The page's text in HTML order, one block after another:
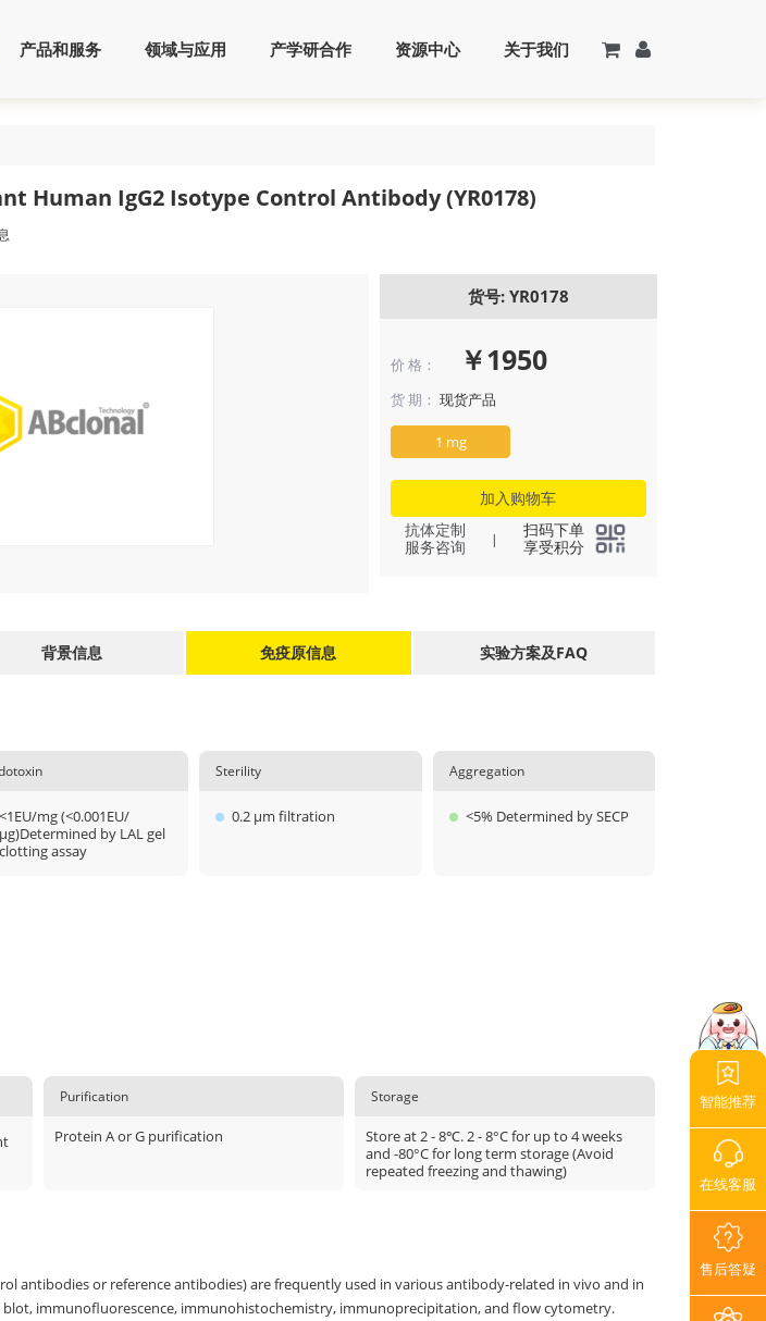
Human IgG2 Isotype Control Antibody (YR0178)
货号: YR0178
价 格： ￥1950
货 期： 现货产品
1 mg
加入购物车
抗体定制
服务咨询
|
扫码下单
享受积分
背景信息 免疫原信息 实验方案及FAQ
<1EU/mg (<0.001EU/
μg)Determined by LAL gel
clotting assay
Sterility
0.2 μm filtration
Aggregation
<5% Determined by SECP
Purification
Protein A or G purification
Storage
Store at 2 - 8℃. 2 - 8°C for up to 4 weeks
and -80°C for long term storage (Avoid
repeated freezing and thawing)
antibodies or reference antibodies) are frequently used in various antibody-related in vivo and in
blot, immunofluorescence, immunohistochemistry, immunoprecipitation, and flow cytometry.
智能推荐
在线客服
售后答疑
产品和服务 领域与应用 产学研合作 资源中心 关于我们